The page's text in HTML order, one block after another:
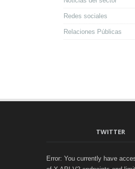
Redes sociales
Relaciones Públicas
TWITTER
Error: You currently have